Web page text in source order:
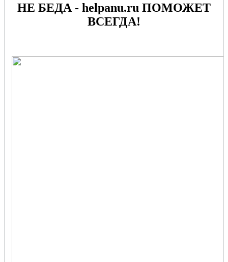
НЕ БЕДА - helpanu.ru ПОМОЖЕТ
ВСЕГДА!